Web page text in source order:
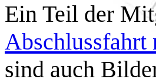
Ein Teil der
Abschlussfahrt
sind auch